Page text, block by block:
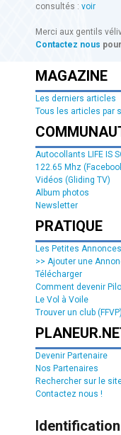
consultés : voir
Merci aux gentils
Contactez nous
MAGAZINE
Les derniers articles
Tous les articles par
Autocollants LIFE IS
122.65 Mhz
Vidéos (Gliding TV)
Album photos
Newsletter
PRATIQUE
Les Petites
>> Ajouter une
Télécharger
Comment devenir
Le Vol à Voile
Trouver un club (FFVP)
Devenir Partenaire
Nos Partenaires
Rechercher sur le
Contactez nous !
Identification